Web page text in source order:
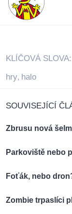
KLÍČOVÁ SLOVA:
hry, halo
SOUVISEJÍCÍ
Zbrusu nová
Parkoviště nebo
Foťák, nebo
Zombie trpaslíci